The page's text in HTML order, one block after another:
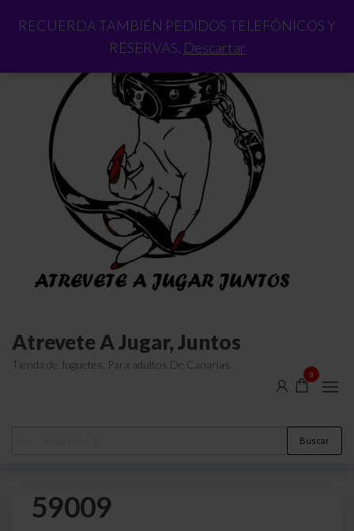
RECUERDA TAMBIÉN PEDIDOS TELEFÓNICOS Y
RESERVAS. Descartar
Atrevete A Jugar, Juntos
Tienda de Juguetes. Para adultos De Canarias
0
Buscar
59009